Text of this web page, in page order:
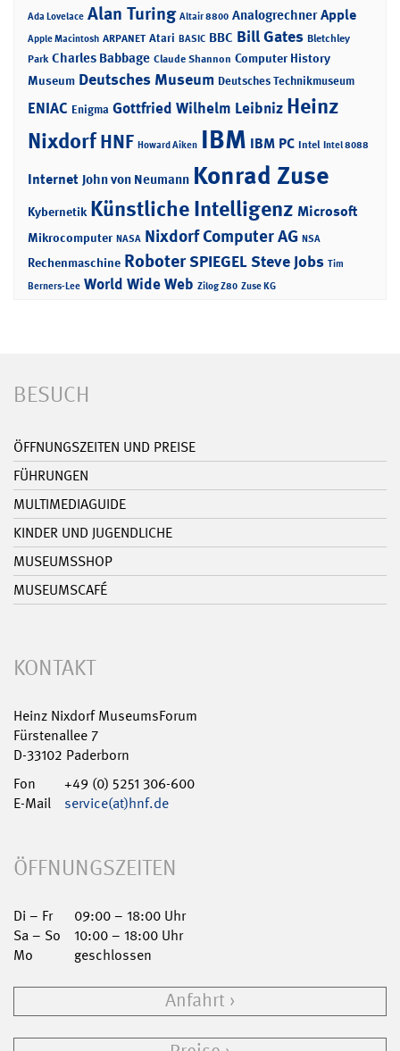
Ada Lovelace Alan Turing Altair 8800 Analogrechner Apple
Apple Macintosh ARPANET Atari BASIC BBC Bill Gates Bletchley
Park Charles Babbage Claude Shannon Computer History
Museum Deutsches Museum Deutsches Technikmuseum
ENIAC Enigma Gottfried Wilhelm Leibniz Heinz
NixdorfHNF Howard Aiken IBM IBM PC Intel Intel 8088
Internet John von Neumann Konrad Zuse
Kybernetik Künstliche Intelligenz Microsoft
Mikrocomputer NASA Nixdorf Computer AG NSA
Rechenmaschine RoboterSPIEGELSteve Jobs Tim
Berners-Lee World Wide Web Zilog Z80 Zuse KG
BESUCH
ÖFFNUNGSZEITEN UND PREISE
FÜHRUNGEN
MULTIMEDIAGUIDE
KINDER UND JUGENDLICHE
MUSEUMSSHOP
MUSEUMSCAFÉ
KONTAKT
Heinz Nixdorf MuseumsForum
Fürstenallee 7
D-33102 Paderborn
Fon
+49 (0) 5251 306-600
E-Mail
service(at)hnf.de
ÖFFNUNGSZEITEN
Di – Fr
09:00 – 18:00 Uhr
Sa – So
10:00 – 18:00 Uhr
Mo
geschlossen
Anfahrt